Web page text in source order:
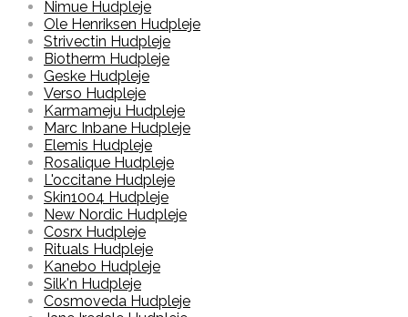
Nimue Hudpleje
Ole Henriksen Hudpleje
Strivectin Hudpleje
Biotherm Hudpleje
Geske Hudpleje
Verso Hudpleje
Karmameju Hudpleje
Marc Inbane Hudpleje
Elemis Hudpleje
Rosalique Hudpleje
L'occitane Hudpleje
Skin1004 Hudpleje
New Nordic Hudpleje
Cosrx Hudpleje
Rituals Hudpleje
Kanebo Hudpleje
Silk'n Hudpleje
Cosmoveda Hudpleje